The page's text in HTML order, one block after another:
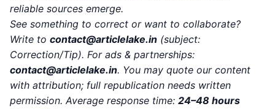
reliable sources emerge.
See something to correct or want to collaborate?
Write to contact@articlelake.in (subject:
Correction/Tip). For ads & partnerships:
contact@articlelake.in. You may quote our content
with attribution; full republication needs written
permission. Average response time: 24–48 hours